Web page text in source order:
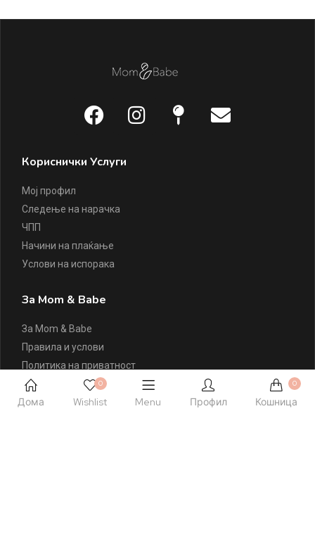
Кориснички Услуги
Мој профил
Следење на нарачка
ЧПП
Начини на плаќање
Услови на испорака
За Mom & Babe
За Mom & Babe
Правила и услови
Политика на приватност
Политика на колачиња
Листа на желби
Дома
0
Wishlist Menu Профил
0
Кошница